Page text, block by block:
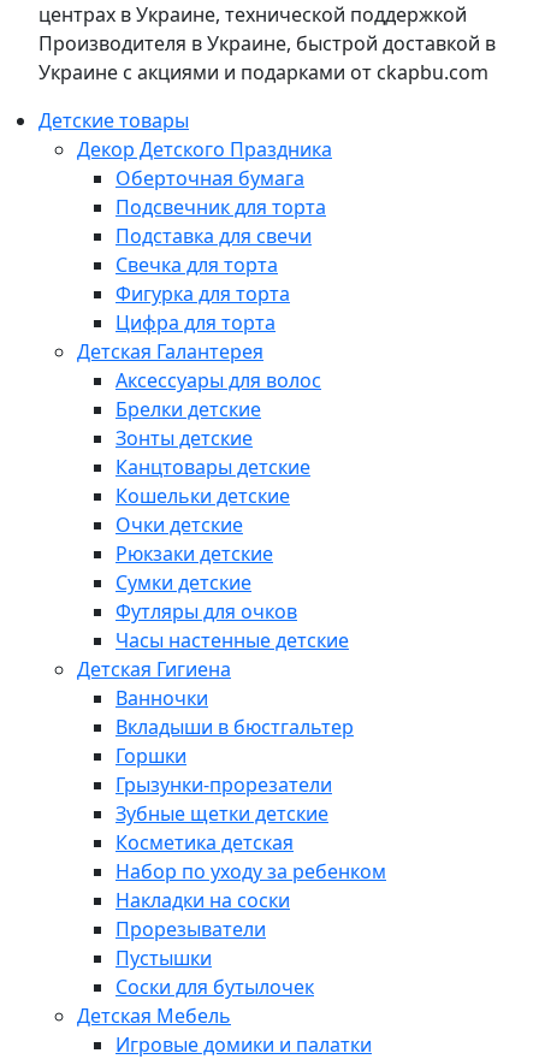
центрах в Украине, технической поддержкой
Производителя в Украине, быстрой доставкой в
Украине с акциями и подарками от ckapbu.com
Детские товары
Декор Детского Праздника
Оберточная бумага
Подсвечник для торта
Подставка для свечи
Свечка для торта
Фигурка для торта
Цифра для торта
Детская Галантерея
Аксессуары для волос
Брелки детские
Зонты детские
Канцтовары детские
Кошельки детские
Очки детские
Рюкзаки детские
Сумки детские
Футляры для очков
Часы настенные детские
Детская Гигиена
Ванночки
Вкладыши в бюстгальтер
Горшки
Грызунки-прорезатели
Зубные щетки детские
Косметика детская
Набор по уходу за ребенком
Накладки на соски
Прорезыватели
Пустышки
Соски для бутылочек
Детская Мебель
Игровые домики и палатки